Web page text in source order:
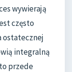
wywierają
często
ostatecznej
integralną
przede